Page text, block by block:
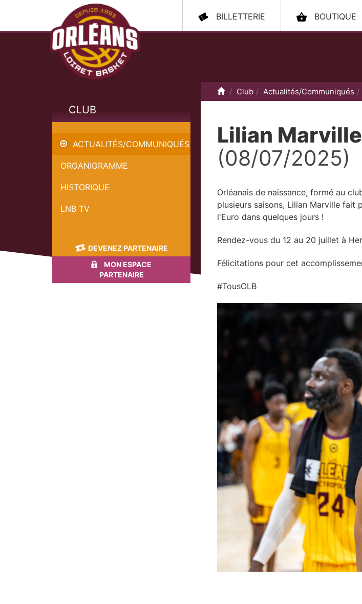
BILLETTERIE BOUTIQUE
CLUB
ACTUALITÉS/COMMUNIQUÉS
ORGANIGRAMME
HISTORIQUE
LNB TV
DEVENEZ PARTENAIRE
MON ESPACE
PARTENAIRE
Accueil
Club Actualités/Communiqués
Lilian
(08/07/2025)
Orléanais de naissance, formé au
plusieurs saisons, Lilian Marville
l'Euro dans quelques jours !
Rendez-vous du 12 au 20 juillet à
Félicitations pour cet
#TousOLB